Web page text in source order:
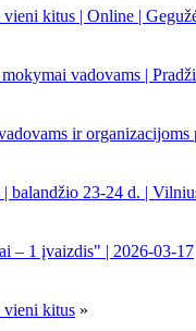
kitus | Online |
vadovams |
ir
balandžio 23-24 d. |
– 1 įvaizdis" | 2026-03-17
vieni kitus »